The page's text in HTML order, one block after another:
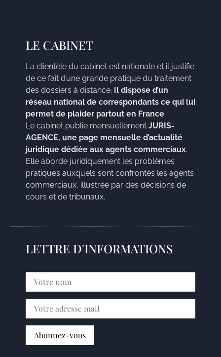
LE CABINET
La clientèle du cabinet est nationale et il justifie
de ce fait d’une grande pratique du traitement
des dossiers à distance. Il dispose d’un
réseau national de correspondants ce qui lui
permet de plaider partout en France.
Le cabinet publie mensuellement JURIS-
AGENCE, une page mensuelle d’actualité
juridique dédiée aux agents commerciaux.
Elle aborde juridiquement les problèmes
pratiques auxquels sont confrontés les agents
commerciaux, illustrée par des décisions de
cours et de tribunaux.
LETTRE D'INFORMATIONS